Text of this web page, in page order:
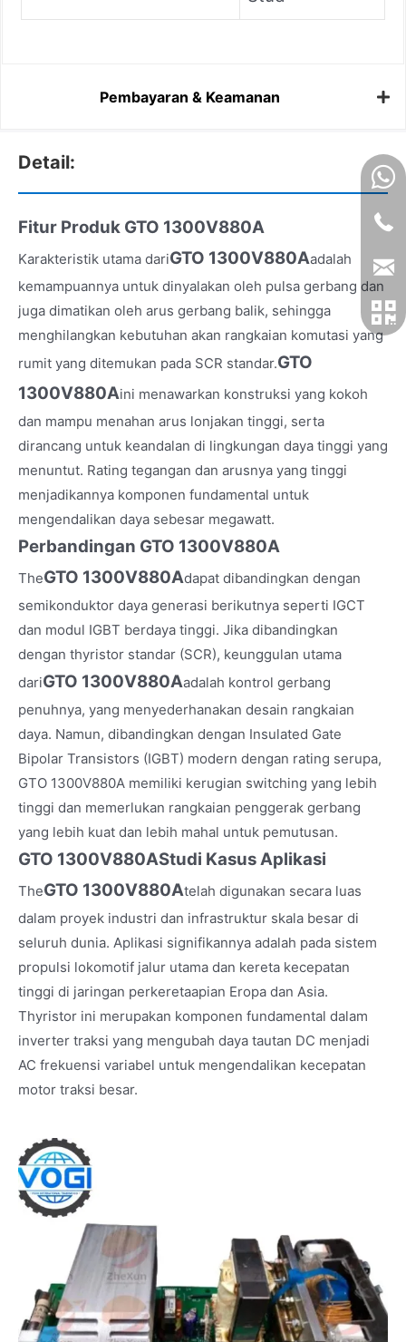
Pembayaran & Keamanan
Detail:
Fitur Produk GTO 1300V880A
Karakteristik utama dariGTO 1300V880Aadalah
kemampuannya untuk dinyalakan oleh pulsa gerbang dan
juga dimatikan oleh arus gerbang balik, sehingga
menghilangkan kebutuhan akan rangkaian komutasi yang
rumit yang ditemukan pada SCR standar.GTO
1300V880Aini menawarkan konstruksi yang kokoh
dan mampu menahan arus lonjakan tinggi, serta
dirancang untuk keandalan di lingkungan daya tinggi yang
menuntut. Rating tegangan dan arusnya yang tinggi
menjadikannya komponen fundamental untuk
mengendalikan daya sebesar megawatt.
Perbandingan GTO 1300V880A
TheGTO 1300V880Adapat dibandingkan dengan
semikonduktor daya generasi berikutnya seperti IGCT
dan modul IGBT berdaya tinggi. Jika dibandingkan
dengan thyristor standar (SCR), keunggulan utama
dariGTO 1300V880Aadalah kontrol gerbang
penuhnya, yang menyederhanakan desain rangkaian
daya. Namun, dibandingkan dengan Insulated Gate
Bipolar Transistors (IGBT) modern dengan rating serupa,
GTO 1300V880A memiliki kerugian switching yang lebih
tinggi dan memerlukan rangkaian penggerak gerbang
yang lebih kuat dan lebih mahal untuk pemutusan.
GTO 1300V880AStudi Kasus Aplikasi
TheGTO 1300V880Atelah digunakan secara luas
dalam proyek industri dan infrastruktur skala besar di
seluruh dunia. Aplikasi signifikannya adalah pada sistem
propulsi lokomotif jalur utama dan kereta kecepatan
tinggi di jaringan perkeretaapian Eropa dan Asia.
Thyristor ini merupakan komponen fundamental dalam
inverter traksi yang mengubah daya tautan DC menjadi
AC frekuensi variabel untuk mengendalikan kecepatan
motor traksi besar.